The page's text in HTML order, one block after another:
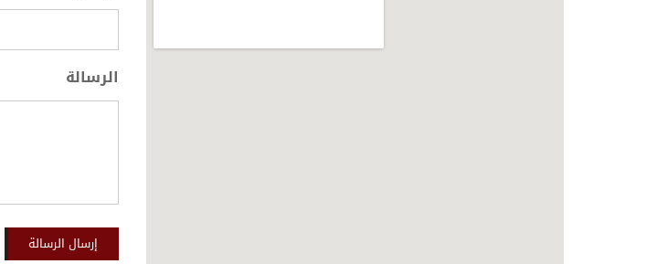
الرسالة
إرسال الرسالة